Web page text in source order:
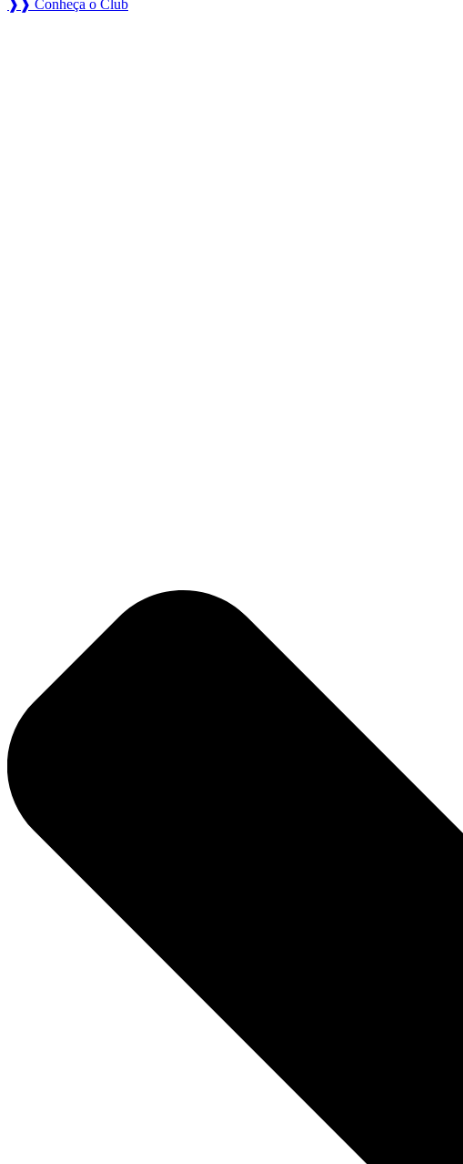
❱❱ Conheça o Club